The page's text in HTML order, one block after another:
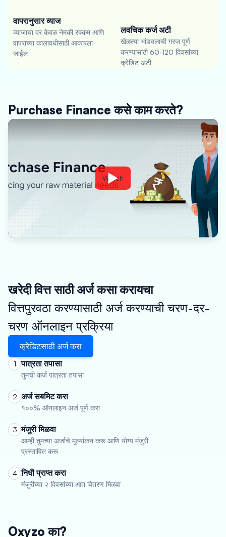
वापरानुसार व्याज
व्याजाचा दर केवळ नेमकी रक्कम आणि
वापराच्या कालावधीसाठी आकारला
जाईल
लवचिक कर्ज अटी
खेळत्या भांडवलाची गरज पूर्ण
करण्यासाठी 60-120 दिवसांच्या
क्रेडिट अटी
Purchase Finance कसे काम करते?
Watch
खरेदी वित्त साठी अर्ज कसा करायचा
वित्तपुरवठा करण्यासाठी अर्ज करण्याची चरण-दर-
चरण ऑनलाइन प्रक्रिया
क्रेडिटसाठी अर्ज करा
1 पात्रता तपासा
तुमची कर्ज पात्रता तपासा
2 अर्ज सबमिट करा
१००% ऑनलाइन अर्ज पूर्ण करा
3 मंजुरी मिळवा
आम्ही तुमच्या अर्जाचे मूल्यांकन करू आणि योग्य मंजुरी
प्रस्तावित करू
4 निधी प्राप्त करा
मंजुरीच्या २ दिवसांच्या आत वितरण मिळवा
Oxyzo का?